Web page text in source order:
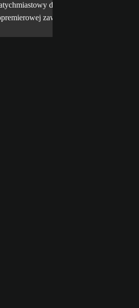
dostęp do całej
zawartości premium.